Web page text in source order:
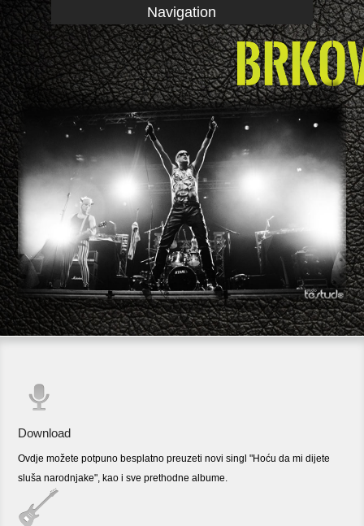
Navigation
Download
Ovdje možete potpuno besplatno preuzeti novi singl "Hoću da mi dijete
sluša narodnjake", kao i sve prethodne albume.